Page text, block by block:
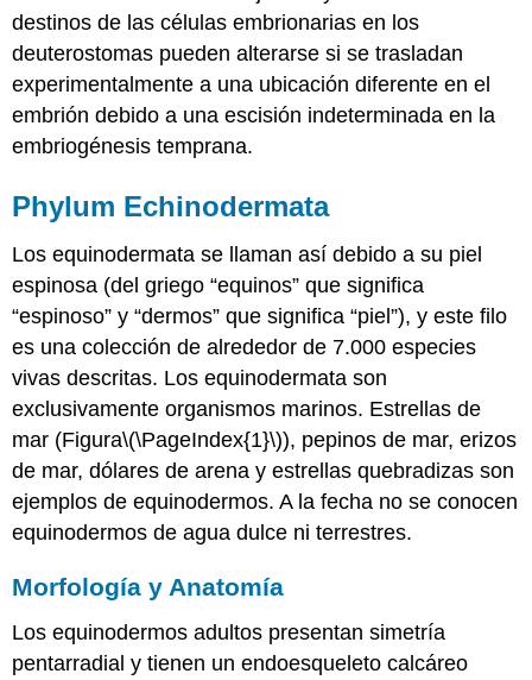
destinos de las células embrionarias en los
deuterostomas pueden alterarse si se trasladan
experimentalmente a una ubicación diferente en el
embrión debido a una escisión indeterminada en la
embriogénesis temprana.
Phylum Echinodermata
Los equinodermata se llaman así debido a su piel
espinosa (del griego “equinos” que significa
“espinoso” y “dermos” que significa “piel”), y este filo
es una colección de alrededor de 7.000 especies
vivas descritas. Losequinodermata son
exclusivamente organismos marinos. Estrellas de
mar (Figura\(\PageIndex{1}\)), pepinos de mar, erizos
de mar, dólares de arena y estrellas quebradizas son
ejemplos de equinodermos. A la fecha no se conocen
equinodermos de agua dulce ni terrestres.
Morfología y Anatomía
Los equinodermos adultos presentan simetría
pentarradial y tienen un endoesqueleto calcáreo